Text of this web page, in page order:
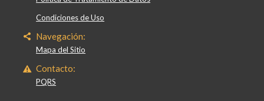
Condiciones de Uso
Navegación:
Mapa del Sitio
Contacto:
PQRS